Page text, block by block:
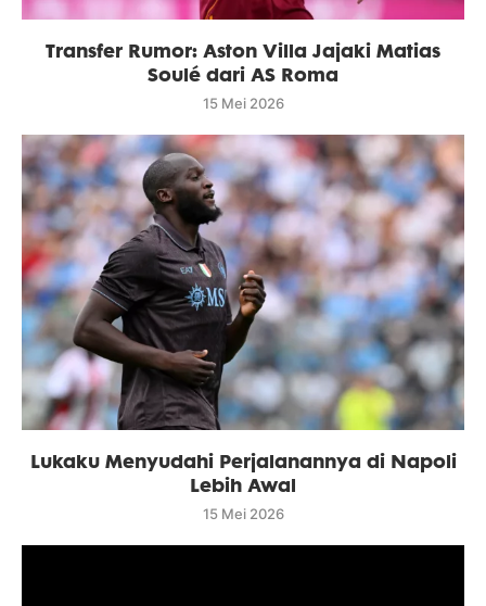
Transfer Rumor: Aston Villa Jajaki Matias
Soulé dari AS Roma
15 Mei 2026
Lukaku Menyudahi Perjalanannya di Napoli
Lebih Awal
15 Mei 2026